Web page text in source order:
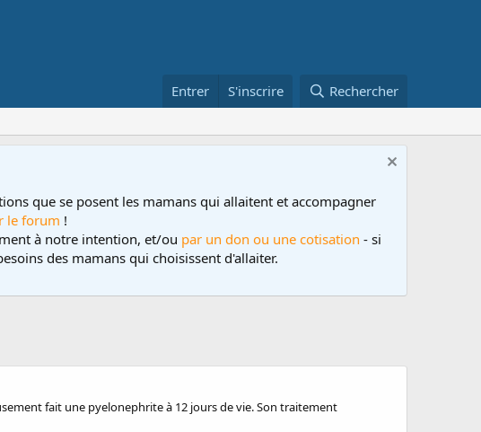
Entrer S'inscrire Rechercher
que se posent les mamans qui allaitent et accompagner
le forum !
à notre intention, et/ou par un don ou une cotisation - si
des mamans qui choisissent d'allaiter.
fait une pyelonephrite à 12 jours de vie. Son traitement